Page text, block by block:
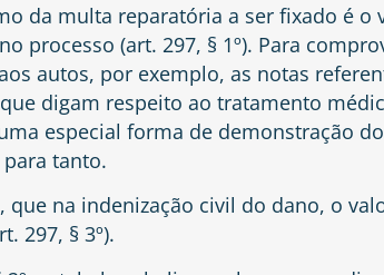
da multa reparatória a ser fixado é o
processo (art. 297, § 1º). Para
autos, por exemplo, as notas
digam respeito ao tratamento
especial forma de demonstração
tanto.
que na indenização civil do dano, o
297, § 3º).